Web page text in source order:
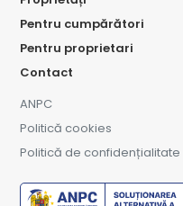
Pentru cumpărători
Pentru proprietari
Contact
ANPC
Politică cookies
Politică de confidențialitate